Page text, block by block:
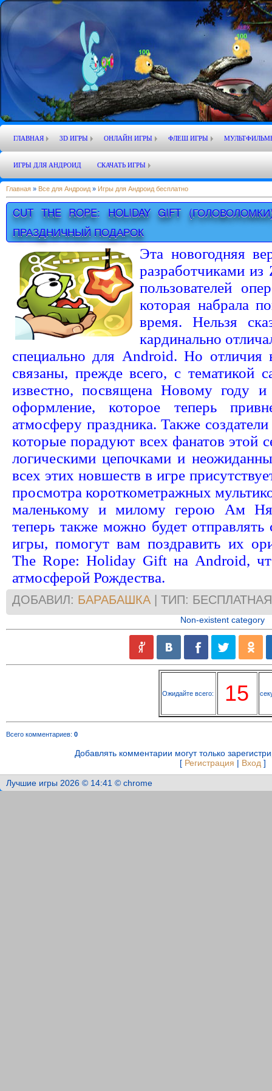
ГЛАВНАЯ 3D ИГРЫ ОНЛАЙН ИГРЫ ФЛЕШ ИГРЫ
ИГРЫ ДЛЯ АНДРОИД СКАЧАТЬ ИГРЫ
Главная » Все для Андроид » Игры для Андроид бесплатно
CUT THE ROPE: HOLIDAY GIFT
ПРАЗДНИЧНЫЙ ПОДАРОК
Эта новогодняя
разработчиками из
пользователей
которая набрала
время. Нельзя
кардинально
специально для Android. Но отличия
связаны, прежде всего, с тематикой
известно, посвящена Новому году и
оформление, которое теперь
атмосферу праздника. Также
которые порадуют всех фанатов этой
логическими цепочками и
всех этих новшеств в игре
просмотра короткометражных
маленькому и милому герою Ам
теперь также можно будет
игры, помогут вам поздравить их
The Rope: Holiday Gift на Android,
атмосферой Рождества.
ДОБАВИЛ: БАРАБАШКА | ТИП:
Non-existent category
Ожидайте всего: 14
Всего комментариев: 0
Добавлять комментарии могут только
[ Регистрация | Вход ]
Лучшие игры 2026 © 14:41 © chrome